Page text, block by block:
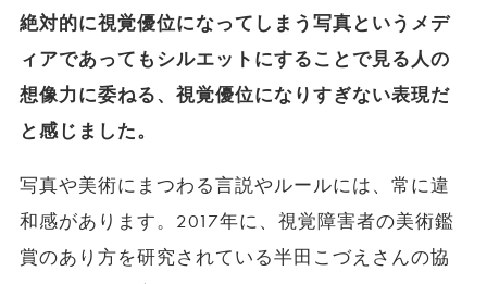
絶対的に視覚優位になってしまう写真というメデ
ィアであってもシルエットにすることで見る人の
想像力に委ねる、視覚優位になりすぎない表現だ
と感じました。
写真や美術にまつわる言説やルールには、常に違
和感があります。2017年に、視覚障害者の美術鑑
賞のあり方を研究されている半田こづえさんの協